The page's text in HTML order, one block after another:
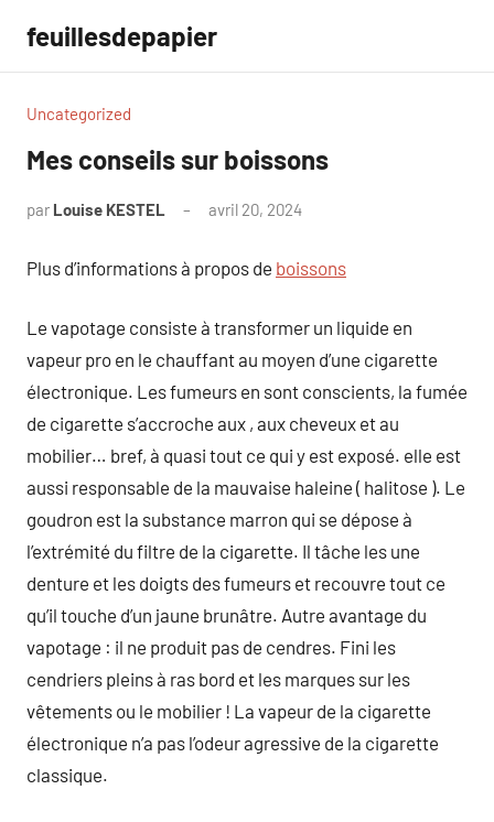
contenu
feuillesdepapier
Uncategorized
Mes conseils sur boissons
par Louise KESTEL avril 20, 2024
Plus d’informations à propos de boissons
Le vapotage consiste à transformer un liquide en
vapeur pro en le chauffant au moyen d’une cigarette
électronique. Les fumeurs en sont conscients, la fumée
de cigarette s’accroche aux , aux cheveux et au
mobilier… bref, à quasi tout ce qui y est exposé. elle est
aussi responsable de la mauvaise haleine ( halitose ). Le
goudron est la substance marron qui se dépose à
l’extrémité du filtre de la cigarette. Il tâche les une
denture et les doigts des fumeurs et recouvre tout ce
qu’il touche d’un jaune brunâtre. Autre avantage du
vapotage : il ne produit pas de cendres. Fini les
cendriers pleins à ras bord et les marques sur les
vêtements ou le mobilier ! La vapeur de la cigarette
électronique n’a pas l’odeur agressive de la cigarette
classique.